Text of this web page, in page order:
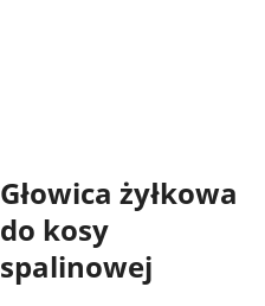
Głowica żyłkowa
do kosy
spalinowej